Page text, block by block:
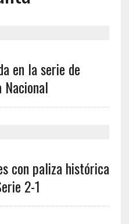
en la serie de
con paliza histórica
2-1